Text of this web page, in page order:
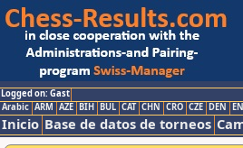
Logged on: Gast
Arabic ARM AZE BIH BUL CAT CHN CRO CZE DEN
Inicio Base de datos de torneos